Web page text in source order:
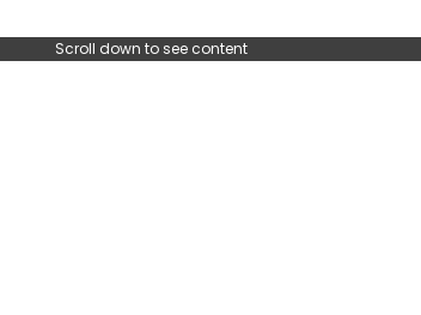
Scroll down to see content